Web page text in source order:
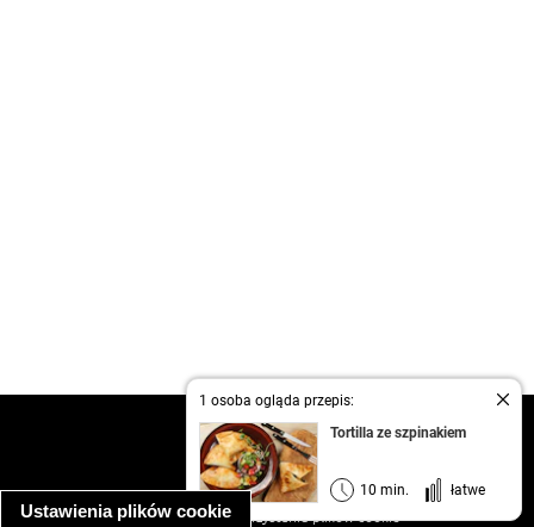
Ustawienia plików cookie
1 osoba ogląda przepis:
Tortilla ze szpinakiem
10 min. łatwe
kontakt
regulamin
informacja o prywatności
informacja o wykorzystaniu plików cookie